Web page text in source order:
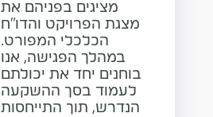
מציגים בפניהם את
מצגת הפרויקט והדו"ח
הכלכלי המפורט.
במהלך הפגישה, אנו
בוחנים יחד את יכולתם
לעמוד בסך ההשקעה
הנדרש, תוך התייחסות